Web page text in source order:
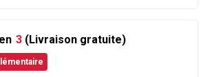
3 (Livraison gratuite)